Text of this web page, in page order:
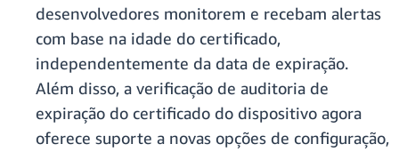
desenvolvedores monitorem e recebam alertas
com base na idade do certificado,
independentemente da data de expiração.
Além disso, a verificação de auditoria de
expiração do certificado do dispositivo agora
oferece suporte a novas opções de configuração,